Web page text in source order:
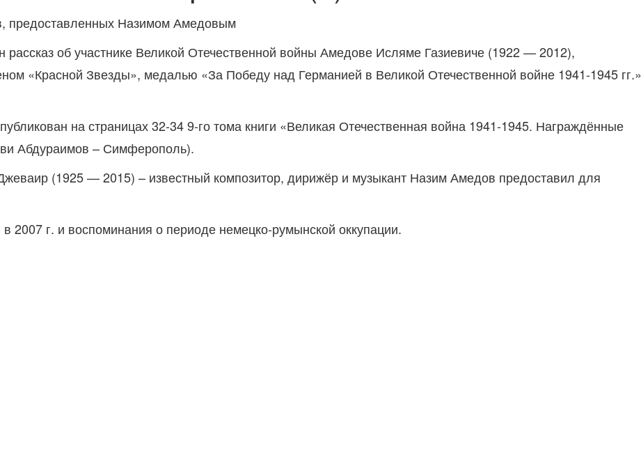
предоставленных Назимом Амедовым
об участнике Великой Отечественной войны Амедове Исляме Газиевиче (1922 — 2012),
«Красной Звезды», медалью «За Победу над Германией в Великой Отечественной войне 1941-1945
на страницах 32-349-го тома книги «Великая Отечественная война 1941-1945. Награждённые
Абдураимов – Симферополь).
(1925 — 2015) – известный композитор, дирижёр и музыкант Назим Амедов предоставил для
г. и воспоминания о периоде немецко-румынской оккупации.